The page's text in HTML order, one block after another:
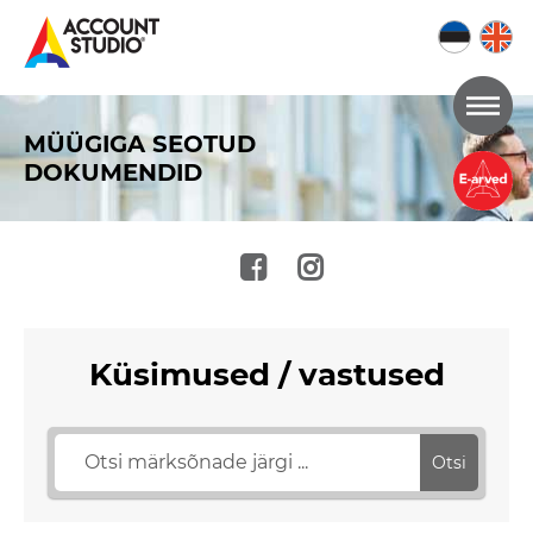
Mine
lehe
sisu
MÜÜGIGA SEOTUD
DOKUMENDID
Küsimused / vastused
Otsi